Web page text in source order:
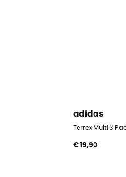
adidas
Terrex Multi 3
€ 19,90